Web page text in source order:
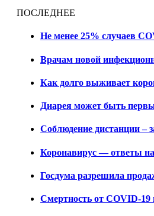
ПОСЛЕДНЕЕ
Не менее 25% случаев
Врачам новой
Как долго выживает
Диарея может быть
Соблюдение дистанции –
Коронавирус — ответы
Госдума разрешила
Смертность от COVID-